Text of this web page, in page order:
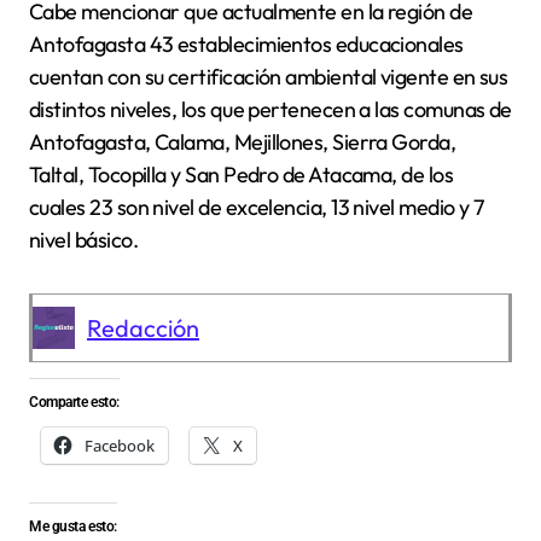
Cabe mencionar que actualmente en la región de
Antofagasta 43 establecimientos educacionales
cuentan con su certificación ambiental vigente en sus
distintos niveles, los que pertenecen a las comunas de
Antofagasta, Calama, Mejillones, Sierra Gorda,
Taltal, Tocopilla y San Pedro de Atacama, de los
cuales 23 son nivel de excelencia, 13 nivel medio y 7
nivel básico.
Redacción
Comparte esto:
Facebook X
Me gusta esto: